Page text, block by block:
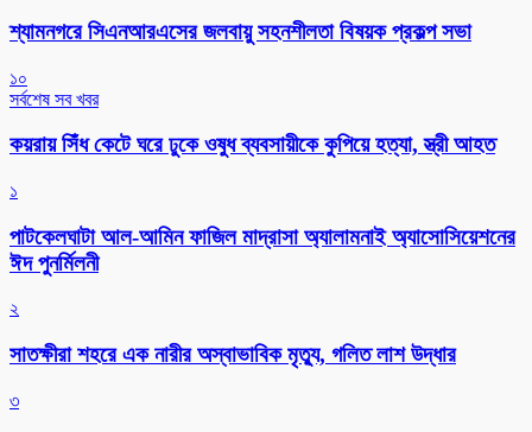
শ্যামনগরে সিএনআরএসের জলবায়ু সহনশীলতা বিষয়ক প্রকল্প সভা
১০
সর্বশেষ সব খবর
কয়রায় সিঁধ কেটে ঘরে ঢুকে ওষুধ ব্যবসায়ীকে কুপিয়ে হত্যা, স্ত্রী আহত
১
পাটকেলঘাটা আল-আমিন ফাজিল মাদ্রাসা অ্যালামনাই অ্যাসোসিয়েশনের
ঈদ পুনর্মিলনী
২
সাতক্ষীরা শহরে এক নারীর অস্বাভাবিক মৃত্যু, গলিত লাশ উদ্ধার
৩